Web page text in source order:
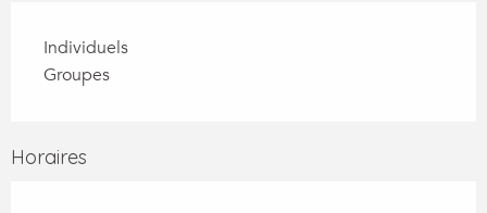
Individuels
Groupes
Horaires